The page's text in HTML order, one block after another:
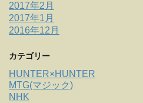
2017年2月
2017年1月
2016年12月
カテゴリー
HUNTER×HUNTER
MTG(マジック)
NHK